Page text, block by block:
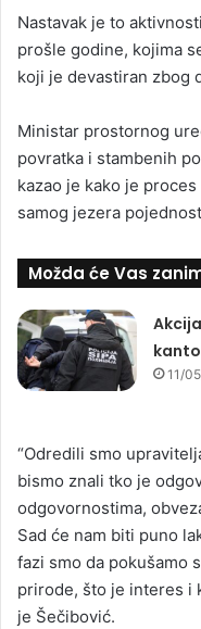
Nastavak je to
prošle godine, kojima
koji je devastiran zbog
Ministar prostornog
povratka i stambenih
kazao je kako je
samog jezera
Možda će Vas
11/
“Odredili smo
bismo znali tko je
odgovornostima,
Sad će nam biti puno
fazi smo da pokušamo
prirode, što je interes i
je Šečibović.